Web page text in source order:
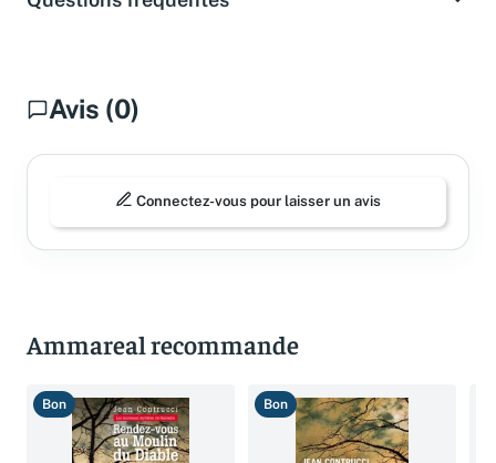
Avis (0)
Connectez-vous pour laisser un avis
Ammareal recommande
Bon Bon